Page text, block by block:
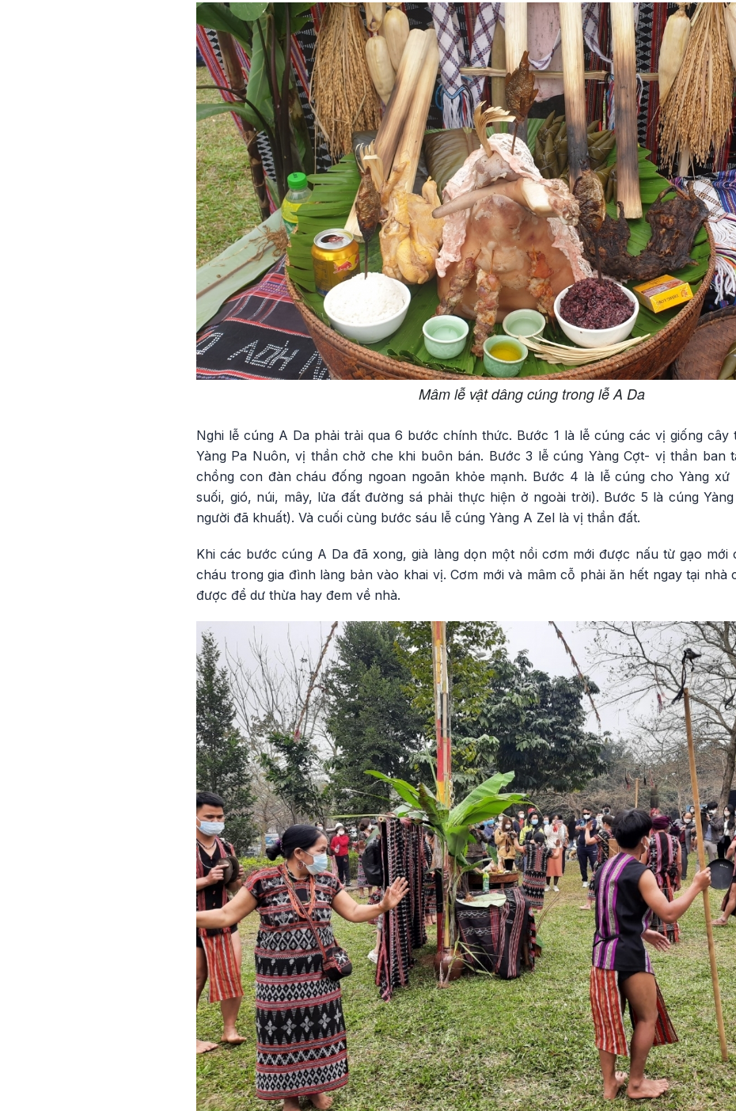
Mâm lễ vật dâng cúng trong lễ A Da
Nghi lễ cúng A Da phải trải qua 6 bước chính thức. Bước 1 là lễ cúng các vị giống cây
Yàng Pa Nuôn, vị thần chở che khi buôn bán. Bước 3 lễ cúng Yàng Cợt- vị thần ban
chồng con đàn cháu đống ngoan ngoãn khỏe mạnh. Bước 4 là lễ cúng cho Yàng xứ
suối, gió, núi, mây, lửa đất đường sá phải thực hiện ở ngoài trời). Bước 5 là cúng
người đã khuất). Và cuối cùng bước sáu lễ cúng Yàng A Zel là vị thần đất.
Khi các bước cúng A Da đã xong, già làng dọn một nồi cơm mới được nấu từ gạo mới
cháu trong gia đình làng bản vào khai vị. Cơm mới và mâm cỗ phải ăn hết ngay tại nhà
được để dư thừa hay đem về nhà.